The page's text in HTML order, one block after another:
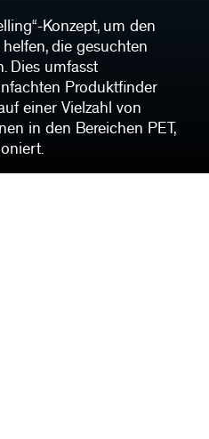
Konzept, um den
die gesuchten
Dies umfasst
Produktfinder
einer Vielzahl von
in den Bereichen PET,